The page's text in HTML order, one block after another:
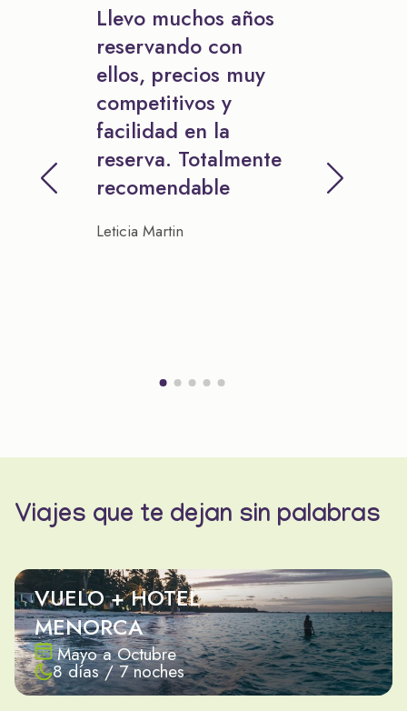
Llevo muchos años
reservando con
ellos, precios muy
competitivos y
facilidad en la
reserva. Totalmente
recomendable
Leticia Martin
Viajes que te dejan sin palabras
VUELO + HOTEL
MENORCA
Mayo a Octubre
8 días / 7 noches